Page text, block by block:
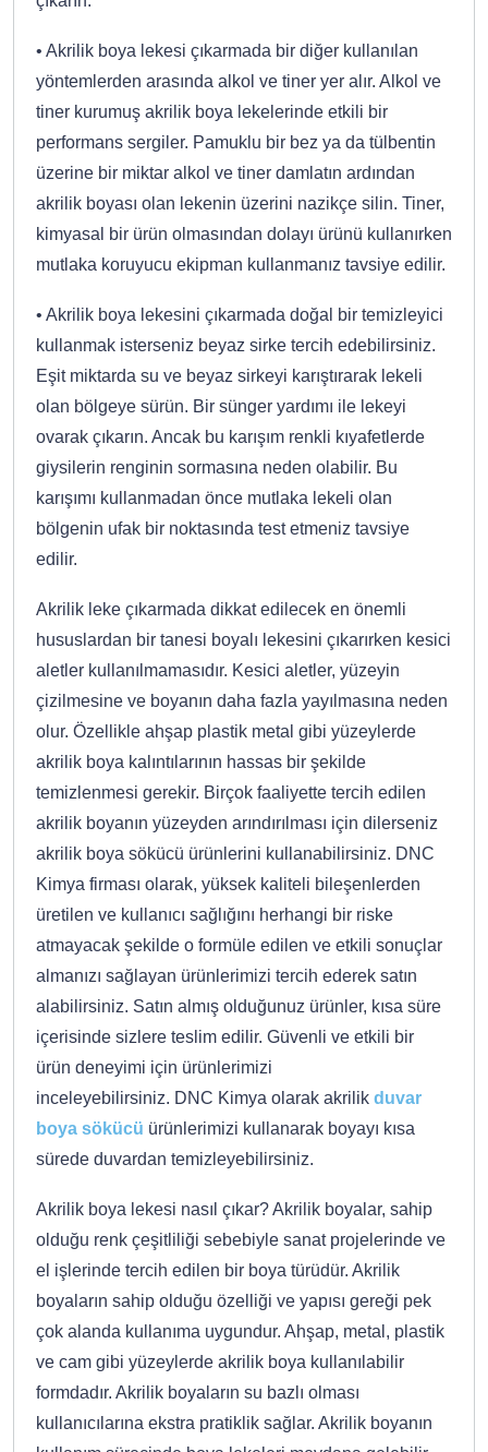
• Akrilik boya lekesi çıkarmada bir diğer kullanılan
yöntemlerden arasında alkol ve tiner yer alır. Alkol ve
tiner kurumuş akrilik boya lekelerinde etkili bir
performans sergiler. Pamuklu bir bez ya da tülbentin
üzerine bir miktar alkol ve tiner damlatın ardından
akrilik boyası olan lekenin üzerini nazikçe silin. Tiner,
kimyasal bir ürün olmasından dolayı ürünü kullanırken
mutlaka koruyucu ekipman kullanmanız tavsiye edilir.
• Akrilik boya lekesini çıkarmada doğal bir temizleyici
kullanmak isterseniz beyaz sirke tercih edebilirsiniz.
Eşit miktarda su ve beyaz sirkeyi karıştırarak lekeli
olan bölgeye sürün. Bir sünger yardımı ile lekeyi
ovarak çıkarın. Ancak bu karışım renkli kıyafetlerde
giysilerin renginin sormasına neden olabilir. Bu
karışımı kullanmadan önce mutlaka lekeli olan
bölgenin ufak bir noktasında test etmeniz tavsiye
edilir.
Akrilik leke çıkarmada dikkat edilecek en önemli
hususlardan bir tanesi boyalı lekesini çıkarırken kesici
aletler kullanılmamasıdır. Kesici aletler, yüzeyin
çizilmesine ve boyanın daha fazla yayılmasına neden
olur. Özellikle ahşap plastik metal gibi yüzeylerde
akrilik boya kalıntılarının hassas bir şekilde
temizlenmesi gerekir. Birçok faaliyette tercih edilen
akrilik boyanın yüzeyden arındırılması için dilerseniz
akrilik boya sökücü ürünlerini kullanabilirsiniz. DNC
Kimya firması olarak, yüksek kaliteli bileşenlerden
üretilen ve kullanıcı sağlığını herhangi bir riske
atmayacak şekilde o formüle edilen ve etkili sonuçlar
almanızı sağlayan ürünlerimizi tercih ederek satın
alabilirsiniz. Satın almış olduğunuz ürünler, kısa süre
içerisinde sizlere teslim edilir. Güvenli ve etkili bir
ürün deneyimi için ürünlerimizi
inceleyebilirsiniz. DNC Kimya olarak akrilik duvar
boya sökücü ürünlerimizi kullanarak boyayı kısa
sürede duvardan temizleyebilirsiniz.
Akrilik boya lekesi nasıl çıkar? Akrilik boyalar, sahip
olduğu renk çeşitliliği sebebiyle sanat projelerinde ve
el işlerinde tercih edilen bir boya türüdür. Akrilik
boyaların sahip olduğu özelliği ve yapısı gereği pek
çok alanda kullanıma uygundur. Ahşap, metal, plastik
ve cam gibi yüzeylerde akrilik boya kullanılabilir
formdadır. Akrilik boyaların su bazlı olması
kullanıcılarına ekstra pratiklik sağlar. Akrilik boyanın